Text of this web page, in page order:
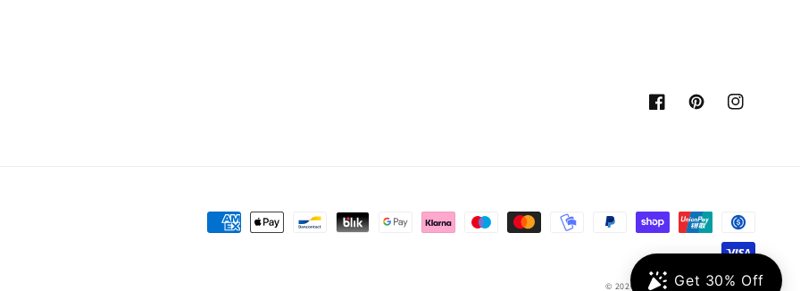
FacebookPinterestInstagram
Formas
© 2026, OnivTecnología de Shopify